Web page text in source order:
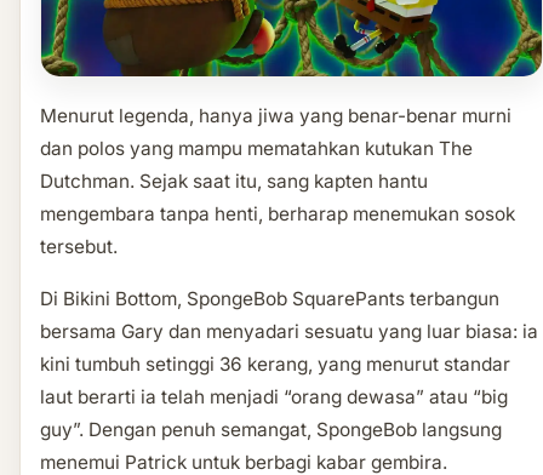
Menurut legenda, hanya jiwa yang benar-benar murni
dan polos yang mampu mematahkan kutukan The
Dutchman. Sejak saat itu, sang kapten hantu
mengembara tanpa henti, berharap menemukan sosok
tersebut.
Di Bikini Bottom, SpongeBob SquarePants terbangun
bersama Gary dan menyadari sesuatu yang luar biasa: ia
kini tumbuh setinggi 36 kerang, yang menurut standar
laut berarti ia telah menjadi “orang dewasa” atau “big
guy”. Dengan penuh semangat, SpongeBob langsung
menemui Patrick untuk berbagi kabar gembira.